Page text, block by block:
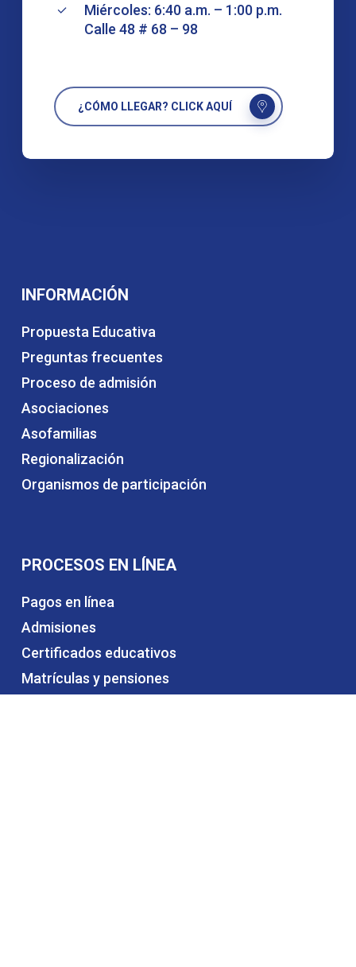
Miércoles: 6:40 a.m. – 1:00 p.m.
Calle 48 # 68 – 98
¿CÓMO LLEGAR? CLICK AQUÍ
INFORMACIÓN
Propuesta Educativa
Preguntas frecuentes
Proceso de admisión
Asociaciones
Asofamilias
Regionalización
Organismos de participación
PROCESOS EN LÍNEA
Pagos en línea
Admisiones
Certificados educativos
Matrículas y pensiones